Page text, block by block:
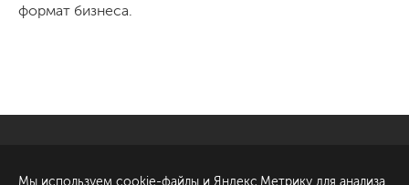
формат бизнеса.
Обсудить проект
Мы используем cookie-файлы и Яндекс.Метрику для анализа